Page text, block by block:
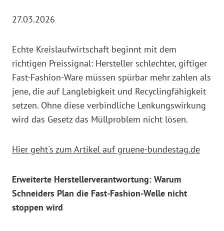
27.03.2026
Echte Kreislaufwirtschaft beginnt mit dem
richtigen Preissignal: Hersteller schlechter, giftiger
Fast-Fashion-Ware müssen spürbar mehr zahlen als
jene, die auf Langlebigkeit und Recyclingfähigkeit
setzen. Ohne diese verbindliche Lenkungswirkung
wird das Gesetz das Müllproblem nicht lösen.
Hier geht's zum Artikel auf gruene-bundestag.de
Erweiterte Herstellerverantwortung: Warum
Schneiders Plan die Fast-Fashion-Welle nicht
stoppen wird